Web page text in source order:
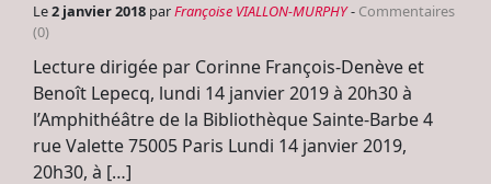
Le2 janvier 2018 parFrançoise VIALLON-MURPHY- Commentaires
(0)
Lecture dirigée par Corinne François-Denève et
Benoît Lepecq, lundi 14 janvier 2019 à 20h30 à
l’Amphithéâtre de la Bibliothèque Sainte-Barbe 4
rue Valette 75005 Paris Lundi 14 janvier 2019,
20h30, à […]